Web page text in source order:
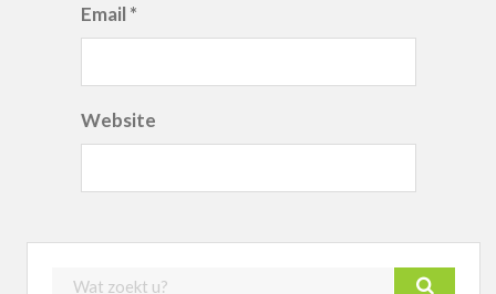
Email *
Website